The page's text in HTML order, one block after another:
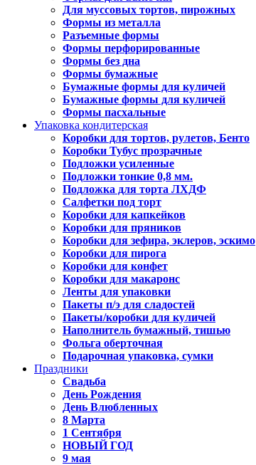
Для муссовых тортов, пирожных
Формы из металла
Разъемные формы
Формы перфорированные
Формы без дна
Формы бумажные
Бумажные формы для куличей
Бумажные формы для куличей
Формы пасхальные
Упаковка кондитерская
Коробки для тортов, рулетов, Бенто
Коробки Тубус прозрачные
Подложки усиленные
Подложки тонкие 0,8 мм.
Подложка для торта ЛХДФ
Салфетки под торт
Коробки для капкейков
Коробки для пряников
Коробки для зефира, эклеров, эскимо
Коробки для пирога
Коробки для конфет
Коробки для макаронс
Ленты для упаковки
Пакеты п/э для сладостей
Пакеты/коробки для куличей
Наполнитель бумажный, тишью
Фольга оберточная
Подарочная упаковка, сумки
Праздники
Свадьба
День Рождения
День Влюбленных
8 Марта
1 Сентября
НОВЫЙ ГОД
9 мая